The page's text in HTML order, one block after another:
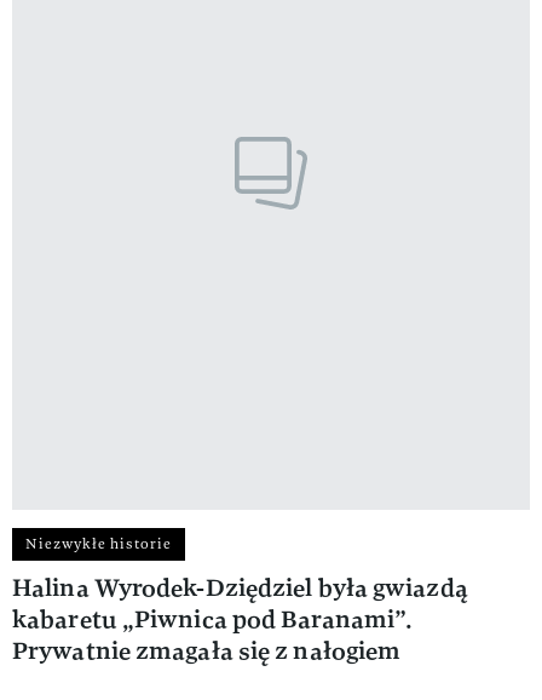
Niezwykłe historie
Halina Wyrodek-Dziędziel była gwiazdą
kabaretu „Piwnica pod Baranami”.
Prywatnie zmagała się z nałogiem